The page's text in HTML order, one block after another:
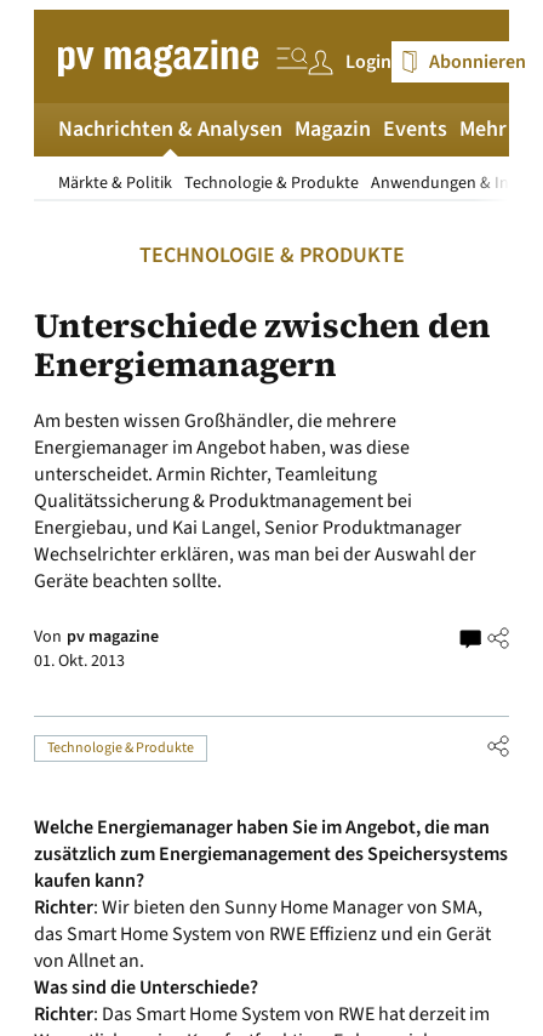
springen
Login Abonnieren
Nachrichten & Analysen
Märkte & Politik Technologie & Produkte Anwendungen &
Magazin Events Mehr
TECHNOLOGIE & PRODUKTE
Unterschiede zwischen den
Energiemanagern
Am besten wissen Großhändler, die mehrere
Energiemanager im Angebot haben, was diese
unterscheidet. Armin Richter, Teamleitung
Qualitätssicherung & Produktmanagement bei
Energiebau, und Kai Langel, Senior Produktmanager
Wechselrichter erklären, was man bei der Auswahl der
Geräte beachten sollte.
Von pv magazine
01. Okt. 2013
Technologie & Produkte
Welche Energiemanager haben Sie im Angebot, die man
zusätzlich zum Energiemanagement des Speichersystems
kaufen kann?
Richter: Wir bieten den Sunny Home Manager von SMA,
das Smart Home System von RWE Effizienz und ein Gerät
von Allnet an.
Was sind die Unterschiede?
Richter: Das Smart Home System von RWE hat derzeit im